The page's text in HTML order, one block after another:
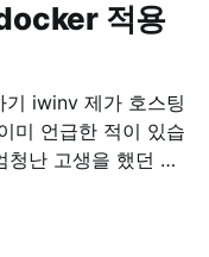
적용
팅
미 언급한 적이 있습